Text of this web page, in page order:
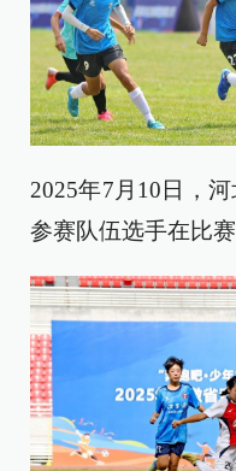
2025年7月10日，
参赛队伍选手在比